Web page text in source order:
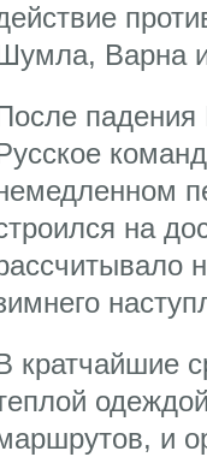
Варна
на
кратчайшие
и